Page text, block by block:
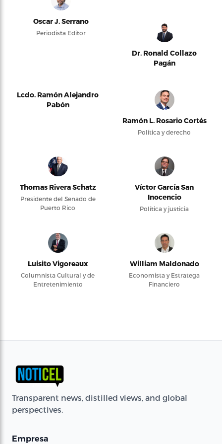
Oscar J. Serrano
Periodista Editor
Dr. Ronald Collazo
Pagán
Lcdo. Ramón Alejandro
Pabón
Ramón L. Rosario Cortés
Política y derecho
Thomas Rivera Schatz
Presidente del Senado de
Puerto Rico
Víctor García San
Inocencio
Política y justicia
Luisito Vigoreaux
Columnista Cultural y de
Entretenimiento
William Maldonado
Economista y Estratega
Financiero
Transparent news, distilled views, and global
perspectives.
Empresa